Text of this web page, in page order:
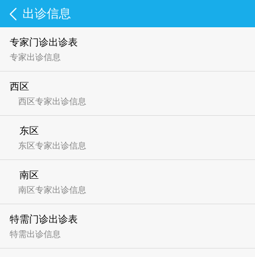
出诊信息
专家门诊出诊表
专家出诊信息
西区
西区专家出诊信息
东区
东区专家出诊信息
南区
南区专家出诊信息
特需门诊出诊表
特需出诊信息